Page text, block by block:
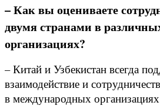
– Как вы оцениваете
двумя странами в
организациях?
– Китай и Узбекистан всегда
взаимодействие и
в международных